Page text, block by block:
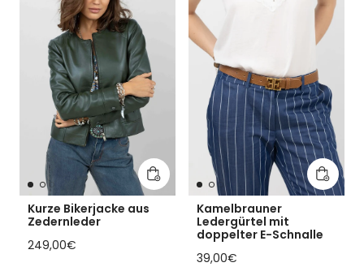
In den Warenkorb legen
Kurze Bikerjacke aus
Zedernleder
Regulärer Preis
249,00€
In den
Kamelbrauner
Ledergürtel mit
doppelter E-Schnalle
Regulärer Preis
39,00€